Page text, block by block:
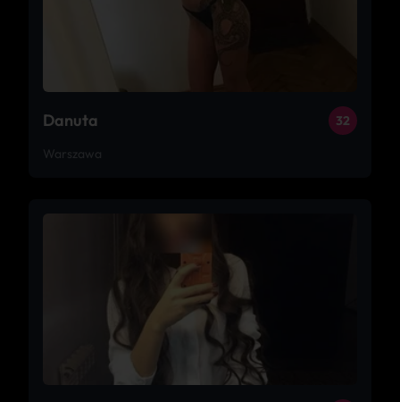
Danuta 32
Warszawa